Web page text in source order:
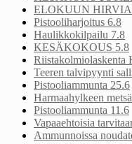
ELOKUUN
Pistooliharjoitus 6.8
Haulikkokilpailu 7.8
KESÄKOKOUS 5.8
Riistakolmiolaskenta
Teeren talvipyynti
Pistooliammunta 25.6
Harmaahylkeen
Pistooliammunta 11.6
Vapaaehtoisia
Ammunnoissa